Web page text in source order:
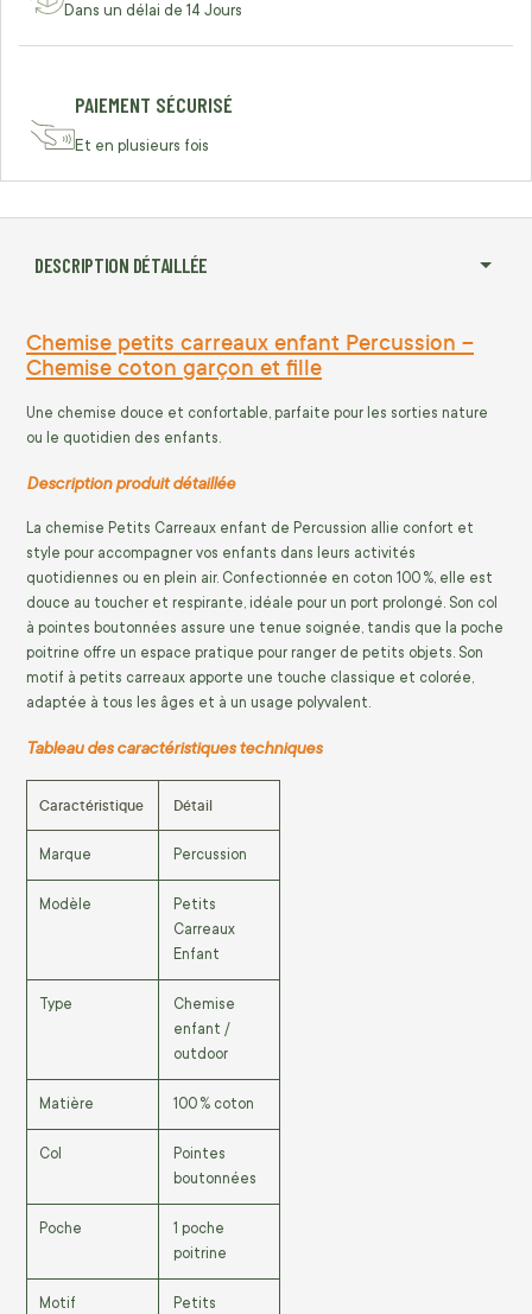
Dans un délai de 14 Jours
PAIEMENT SÉCURISÉ
Et en plusieurs fois
DESCRIPTION DÉTAILLÉE
Chemise petits carreaux enfant Percussion –
Chemise coton garçon et fille
Une chemise douce et confortable, parfaite pour les sorties nature
ou le quotidien des enfants.
Description produit détaillée
La chemise Petits Carreaux enfant de Percussion allie confort et
style pour accompagner vos enfants dans leurs activités
quotidiennes ou en plein air. Confectionnée en coton 100 %, elle est
douce au toucher et respirante, idéale pour un port prolongé. Son col
à pointes boutonnées assure une tenue soignée, tandis que la poche
poitrine offre un espace pratique pour ranger de petits objets. Son
motif à petits carreaux apporte une touche classique et colorée,
adaptée à tous les âges et à un usage polyvalent.
Tableau des caractéristiques techniques
Caractéristique Détail
Marque Percussion
Modèle
Petits
Carreaux
Enfant
Type
Chemise
enfant /
outdoor
Matière 100 % coton
Col
Pointes
boutonnées
Poche
1 poche
poitrine
Motif
Petits